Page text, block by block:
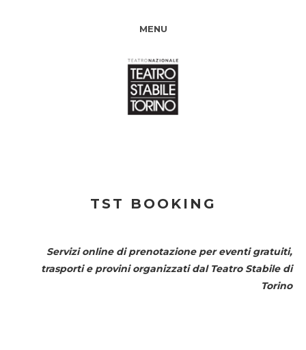
MENU
TST BOOKING
Servizi online di prenotazione per eventi gratuiti,
trasporti e provini organizzati dal Teatro Stabile di
Torino